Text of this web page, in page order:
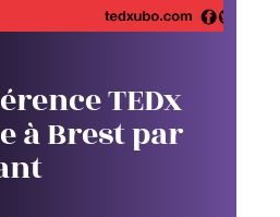
TEDx
à Brest par